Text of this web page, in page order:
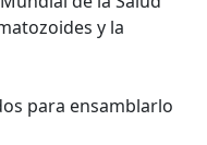
y la
para ensamblarlo